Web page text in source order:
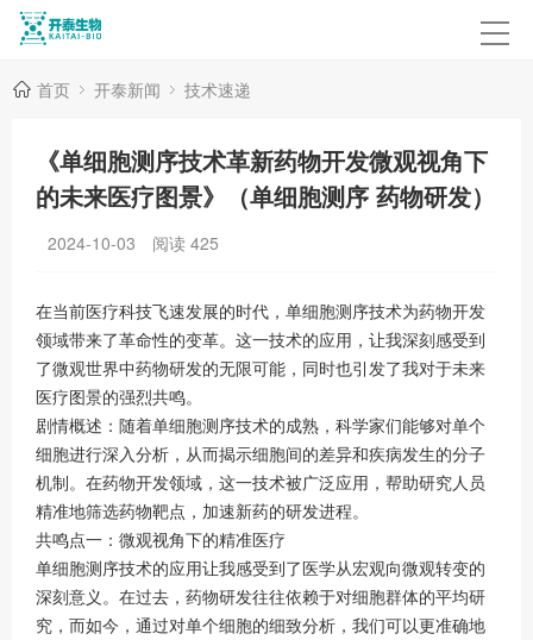
首页 开泰新闻 技术速递
《单细胞测序技术革新药物开发微观视角下
的未来医疗图景》（单细胞测序 药物研发）
2024-10-03 阅读 425
在当前医疗科技飞速发展的时代，单细胞测序技术为药物开发
领域带来了革命性的变革。这一技术的应用，让我深刻感受到
了微观世界中药物研发的无限可能，同时也引发了我对于未来
医疗图景的强烈共鸣。
剧情概述：随着单细胞测序技术的成熟，科学家们能够对单个
细胞进行深入分析，从而揭示细胞间的差异和疾病发生的分子
机制。在药物开发领域，这一技术被广泛应用，帮助研究人员
精准地筛选药物靶点，加速新药的研发进程。
共鸣点一：微观视角下的精准医疗
单细胞测序技术的应用让我感受到了医学从宏观向微观转变的
深刻意义。在过去，药物研发往往依赖于对细胞群体的平均研
究，而如今，通过对单个细胞的细致分析，我们可以更准确地